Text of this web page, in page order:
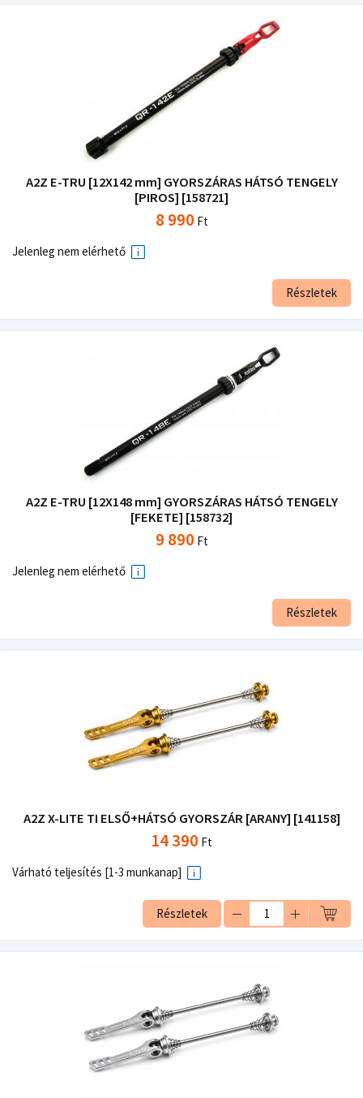
A2Z E-TRU [12X142 mm] GYORSZÁRAS HÁTSÓ TENGELY
[PIROS] [158721]
8 990 Ft
Jelenleg nem elérhető
Részletek
A2Z E-TRU [12X148 mm] GYORSZÁRAS HÁTSÓ TENGELY
[FEKETE] [158732]
9 890 Ft
Jelenleg nem elérhető
Részletek
A2Z X-LITE TI ELSŐ+HÁTSÓ GYORSZÁR [ARANY] [141158]
14 390 Ft
Várható teljesítés [1-3 munkanap]
Részletek